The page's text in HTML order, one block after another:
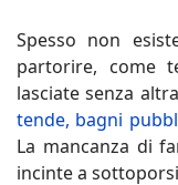
Spesso non
partorire, come
lasciate senza
tende, bagni
La mancanza di
incinte a